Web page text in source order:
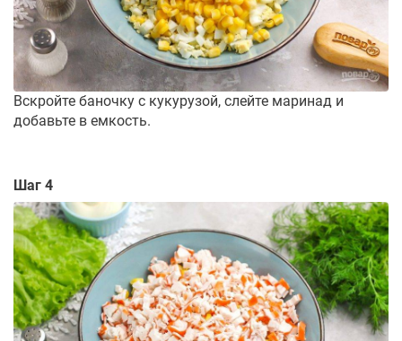
Вскройте баночку с кукурузой, слейте маринад и
добавьте в емкость.
Шаг 4